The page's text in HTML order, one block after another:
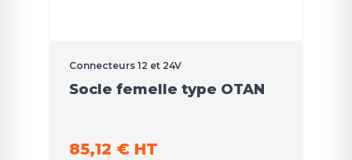
Connecteurs 12 et 24V
Socle femelle type OTAN
85,12 € HT